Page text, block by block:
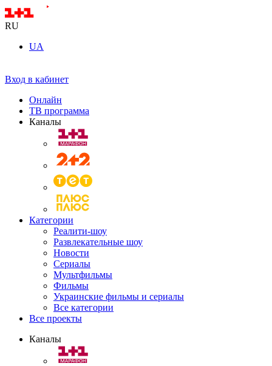
RU
UA
Вход в кабинет
Онлайн
ТВ программа
Каналы
Категории
Реалити-шоу
Развлекательные шоу
Новости
Сериалы
Мультфильмы
Фильмы
Украинские фильмы и сериалы
Все категории
Все проекты
Каналы